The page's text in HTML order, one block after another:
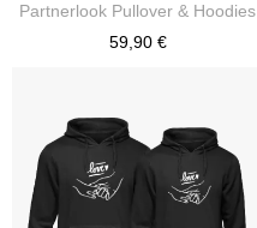
Partnerlook Pullover & Hoodies
59,90 €